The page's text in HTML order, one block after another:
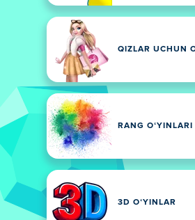
QIZLAR UCHUN
RANG OʻYINLARI
3D OʻYINLAR